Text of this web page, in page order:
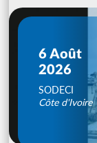
6 Août
2026
SODECI
Côte d'Ivoire